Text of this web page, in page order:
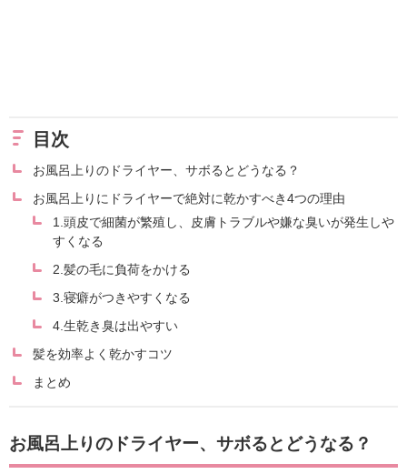
目次
お風呂上りのドライヤー、サボるとどうなる？
お風呂上りにドライヤーで絶対に乾かすべき4つの理由
1.頭皮で細菌が繁殖し、皮膚トラブルや嫌な臭いが発生しや
すくなる
2.髪の毛に負荷をかける
3.寝癖がつきやすくなる
4.生乾き臭は出やすい
髪を効率よく乾かすコツ
まとめ
お風呂上りのドライヤー、サボるとどうなる？